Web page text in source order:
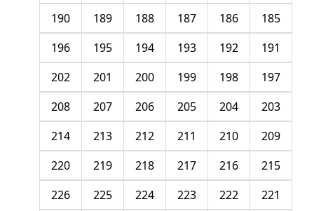
185
186
187
188
189
190
191
192
193
194
195
196
197
198
199
200
201
202
203
204
205
206
207
208
209
210
211
212
213
214
215
216
217
218
219
220
221
222
223
224
225
226